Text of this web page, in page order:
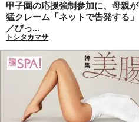
甲子園の応援強制参加に、母親が
猛クレーム「ネットで告発する」
／びっ...
トシタカマサ